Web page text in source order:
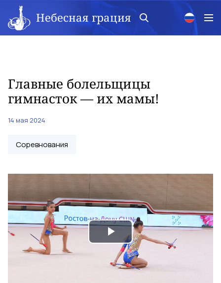
Небесная грация
Главные болельщицы
гимнасток — их мамы!
14 мая 2024
Соревнования
Play
Video